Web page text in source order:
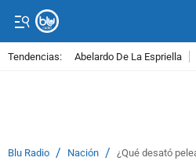
Tendencias: Abelardo De La Espriella
Blu Radio / Nación / ¿Qué desató